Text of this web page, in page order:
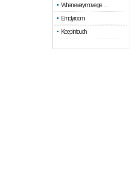
When every move ge…
Empty room
Keep in touch